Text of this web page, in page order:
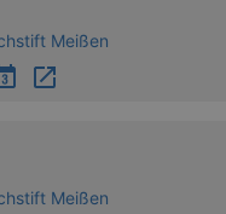
Meißen
Meißen